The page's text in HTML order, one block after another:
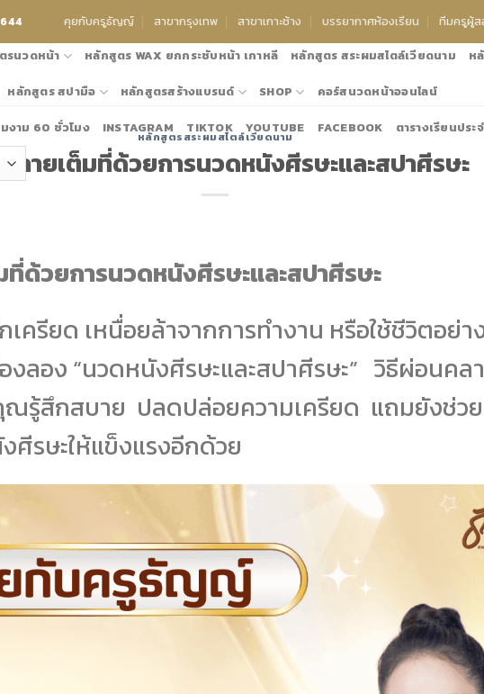
คุยกับครูธัญญ์ สาขากรุงเทพ สาขาเกาะช้าง บรรยากาศห้องเรียน ทีมครูผู้ส
รนวดหน้า หลักสูตร WAX ยกกระชับหน้า เกาหลี หลักสูตร สระผมสไตล์เวียดนาม ห
หลักสูตร สปามือ หลักสูตรสร้างแบรนด์ SHOP คอร์สนวดหน้าออนไลน์
งาม 60 ชั่วโมง INSTAGRAM TIKTOK YOUTUBE FACEBOOK ตารางเรียนประ
หลักสูตรสระผมสไตล์เวียดนาม
คลายเต็มที่ด้วยการนวดหนังศีรษะและสปาศีรษะ
ด้วยการนวดหนังศีรษะและสปาศีรษะ
เครียด เหนื่อยล้าจากการทำงาน หรือใช้ชีวิตอย่า
งลอง “นวดหนังศีรษะและสปาศีรษะ” วิธีผ่อนคล
รู้สึกสบาย ปลดปล่อยความเครียด แถมยังช่ว
ศีรษะให้แข็งแรงอีกด้วย
แอดไลน์:@thanyanee เพื่อข